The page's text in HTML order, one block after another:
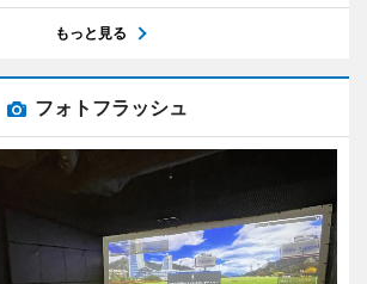
もっと見る
フォトフラッシュ